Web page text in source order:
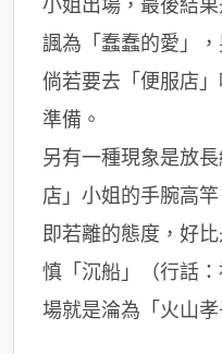
小姐出場，最後結
諷為「蠢蠢的愛」
倘若要去「便服店
準備。
另有一種現象是放
店」小姐的手腕高
即若離的態度，好
慎「沉船」（行話
場就是淪為「火山孝